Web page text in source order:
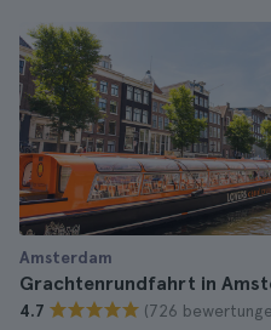
Amsterdam
Grachtenrundfahrt in
4.7 (726